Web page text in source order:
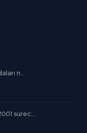
n...
sürec...